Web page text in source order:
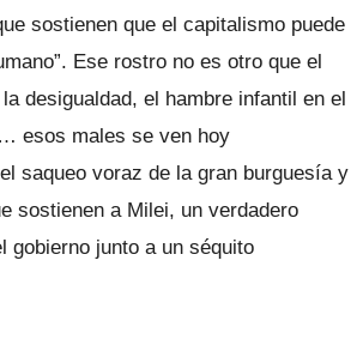
sostienen que el capitalismo puede
Ese rostro no es otro que el
desigualdad, el hambre infantil en el
esos males se ven hoy
saqueo voraz de la gran burguesía y
sostienen a Milei, un verdadero
gobierno junto a un séquito